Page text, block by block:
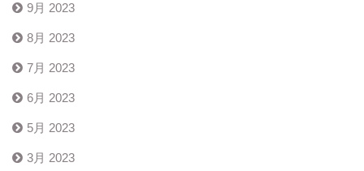
9月 2023
8月 2023
7月 2023
6月 2023
5月 2023
3月 2023